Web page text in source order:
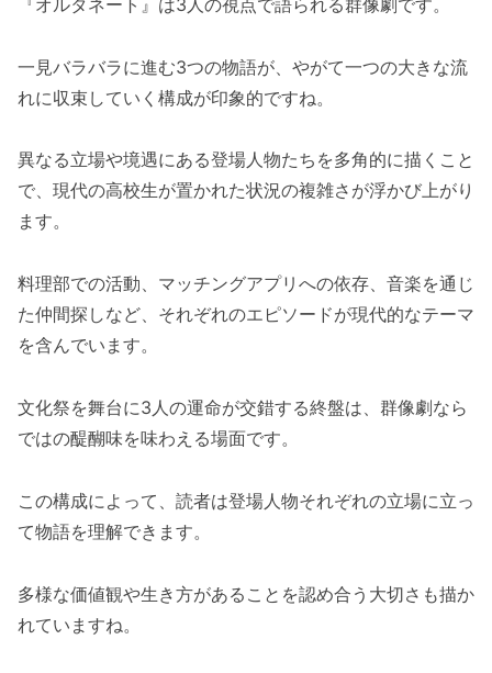
一見バラバラに進む3つの物語が、やがて一つの大きな流
れに収束していく構成が印象的ですね。
異なる立場や境遇にある登場人物たちを多角的に描くこと
で、現代の高校生が置かれた状況の複雑さが浮かび上がり
ます。
料理部での活動、マッチングアプリへの依存、音楽を通じ
た仲間探しなど、それぞれのエピソードが現代的なテーマ
を含んでいます。
文化祭を舞台に3人の運命が交錯する終盤は、群像劇なら
ではの醍醐味を味わえる場面です。
この構成によって、読者は登場人物それぞれの立場に立っ
て物語を理解できます。
多様な価値観や生き方があることを認め合う大切さも描か
れていますね。